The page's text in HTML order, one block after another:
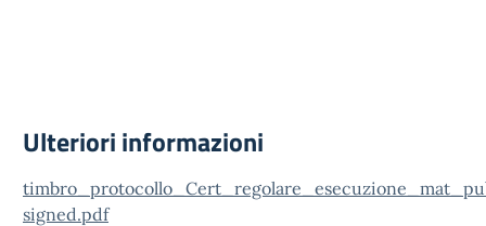
Ulteriori informazioni
signed.pdf